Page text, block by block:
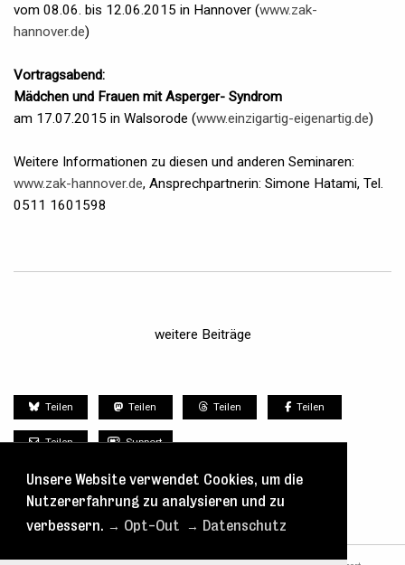
Unsere Website verwendet Cookies, um die
Nutzererfahrung zu analysieren und zu
verbessern. → Opt-Out → Datenschutz
vom 08.06. bis 12.06.2015 in Hannover (www.zak-
hannover.de)
Vortragsabend:
Mädchen und Frauen mit Asperger- Syndrom
am 17.07.2015 in Walsorode (www.einzigartig-eigenartig.de)
Weitere Informationen zu diesen und anderen Seminaren:
www.zak-hannover.de, Ansprechpartnerin: Simone Hatami, Tel.
0511 1601598
weitere Beiträge
Teilen Teilen Teilen Teilen
Teilen Support